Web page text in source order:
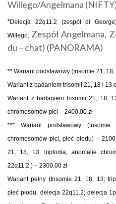
Willego/Angelmana
*Delecja 22q11.2 (zespół di
Willego, Zespół Angelmana,
du – chat) (PANORAMA)
** Wariant podstawowy (trisomie 21, 18,
Wariant z badaniem trisomii 21, 18 i 13
Wariant z badaniem trisomii 21, 18,
chromosomów płci – 2400,00 zł
*** Wariant podstawowy
chromosomów płci, płeć płodu) –
21, 18, 13; triplodia, anomalie
22q11.2 ) – 2300,00 zł
Wariant pełny (trisomie 21, 18, 13;
płeć płodu, delecja 22q11.2; delecja